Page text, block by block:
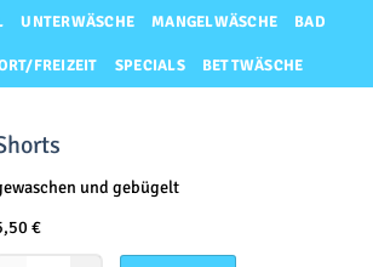
UNTERWÄSCHE MANGELWÄSCHE BAD
FREIZEIT SPECIALS BETTWÄSCHE
und gebügelt
€